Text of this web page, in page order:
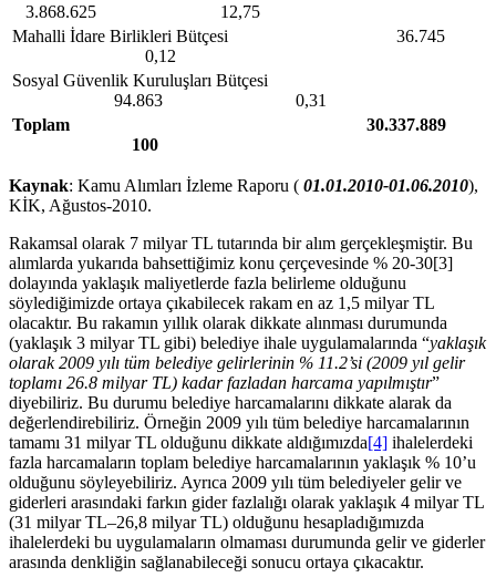
3.868.625 12,75
Mahalli İdare Birlikleri Bütçesi 36.745
0,12
Sosyal Güvenlik Kuruluşları Bütçesi
94.863 0,31
Toplam
30.337.889
100
Kaynak: Kamu Alımları İzleme Raporu ( 01.01.2010-01.06.2010),
KİK, Ağustos-2010.
Rakamsal olarak 7 milyar TL tutarında bir alım gerçekleşmiştir. Bu
alımlarda yukarıda bahsettiğimiz konu çerçevesinde % 20-30[3]
dolayında yaklaşık maliyetlerde fazla belirleme olduğunu
söylediğimizde ortaya çıkabilecek rakam en az 1,5 milyar TL
olacaktır. Bu rakamın yıllık olarak dikkate alınması durumunda
(yaklaşık 3 milyar TL gibi) belediye ihale uygulamalarında “yaklaşık
olarak 2009 yılı tüm belediye gelirlerinin % 11.2’si (2009 yıl gelir
toplamı 26.8 milyar TL) kadar fazladan harcama yapılmıştır”
diyebiliriz. Bu durumu belediye harcamalarını dikkate alarak da
değerlendirebiliriz. Örneğin 2009 yılı tüm belediye harcamalarının
tamamı 31 milyar TL olduğunu dikkate aldığımızda[4] ihalelerdeki
fazla harcamaların toplam belediye harcamalarının yaklaşık % 10’u
olduğunu söyleyebiliriz. Ayrıca 2009 yılı tüm belediyeler gelir ve
giderleri arasındaki farkın gider fazlalığı olarak yaklaşık 4 milyar TL
(31 milyar TL–26,8 milyar TL) olduğunu hesapladığımızda
ihalelerdeki bu uygulamaların olmaması durumunda gelir ve giderler
arasında denkliğin sağlanabileceği sonucu ortaya çıkacaktır.